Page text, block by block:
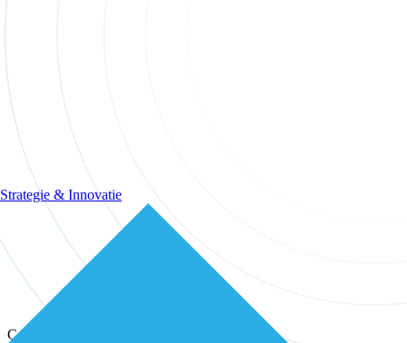
Strategie & Innovatie
Community